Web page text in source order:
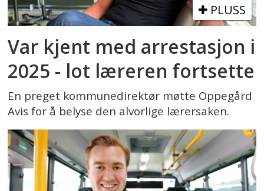
PLUSS
Var kjent med arrestasjon i
2025 - lot læreren fortsette
En preget kommunedirektør møtte Oppegård
Avis for å belyse den alvorlige lærersaken.